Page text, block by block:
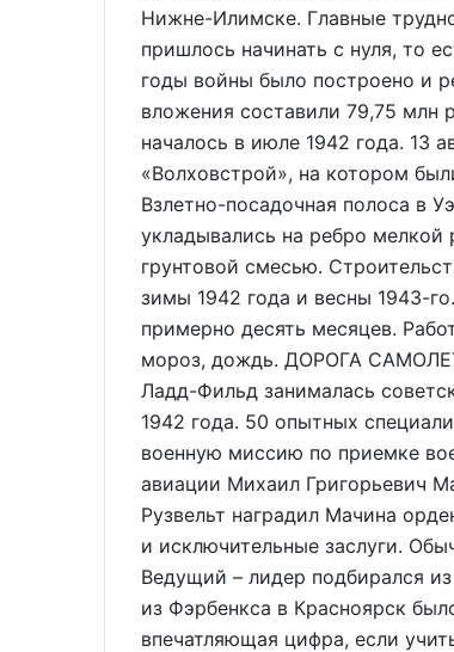
Нижне-Илимске. Главные
пришлось начинать с нуля, то
годы войны было построено и
вложения составили 79,75 млн
началось в июле 1942 года. 13
«Волховстрой», на котором
Взлетно-посадочная полоса в
укладывались на ребро мелкой
грунтовой смесью.
зимы 1942 года и весны 1943-
примерно десять месяцев.
мороз, дождь. ДОРОГА
Ладд-Фильд занималась
1942 года. 50 опытных
военную миссию по приемке
авиации Михаил Григорьевич
Рузвельт наградил Мачина
и исключительные заслуги.
Ведущий – лидер подбирался
из Фэрбенкса в Красноярск
впечатляющая цифра, если